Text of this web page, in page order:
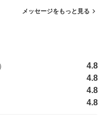
メッセージをもっと見る
）
4.8
4.8
4.8
4.8